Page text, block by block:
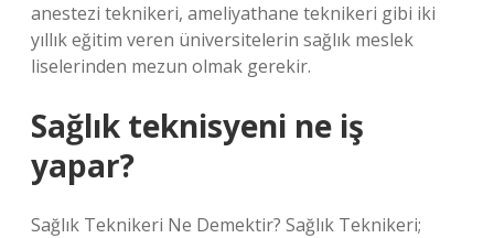
anestezi teknikeri, ameliyathane teknikeri gibi iki
yıllık eğitim veren üniversitelerin sağlık meslek
liselerinden mezun olmak gerekir.
Sağlık teknisyeni ne iş
yapar?
Sağlık Teknikeri Ne Demektir? Sağlık Teknikeri;